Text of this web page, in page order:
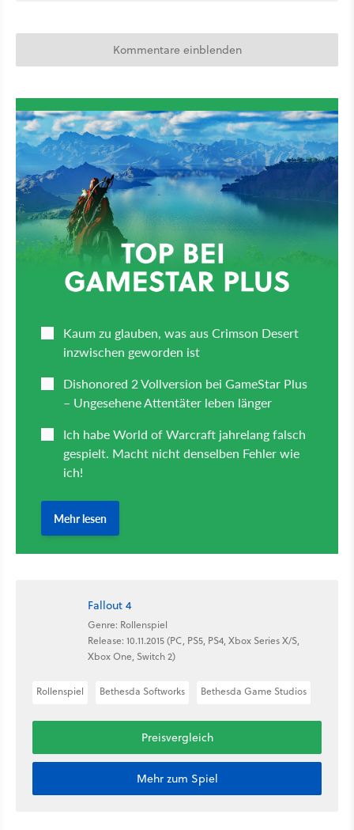
Kommentare einblenden
Fallout 4
Genre: Rollenspiel
Release: 10.11.2015 (PC, PS5, PS4, Xbox Series X/S,
Xbox One, Switch 2)
Rollenspiel Bethesda Softworks Bethesda Game Studios
Preisvergleich
Mehr zum Spiel